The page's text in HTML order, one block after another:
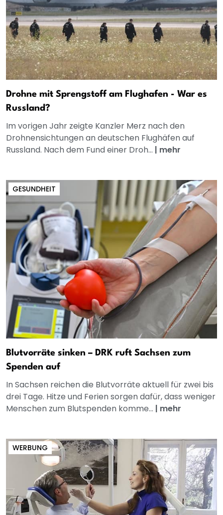
Drohne mit Sprengstoff am Flughafen - War es
Russland?
Im vorigen Jahr zeigte Kanzler Merz nach den
Drohnensichtungen an deutschen Flughäfen auf
Russland. Nach dem Fund einer Droh... | mehr
GESUNDHEIT
Blutvorräte sinken – DRK ruft Sachsen zum
Spenden auf
In Sachsen reichen die Blutvorräte aktuell für zwei bis
drei Tage. Hitze und Ferien sorgen dafür, dass weniger
Menschen zum Blutspenden komme... | mehr
WERBUNG